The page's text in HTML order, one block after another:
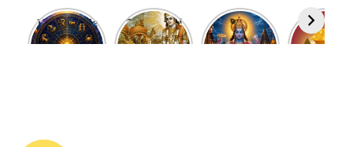
12 Rashi Ke
Swami:
7 Powerful
Bhagavad
Adhik
Maas 2026:
Akshaya
Tritiya